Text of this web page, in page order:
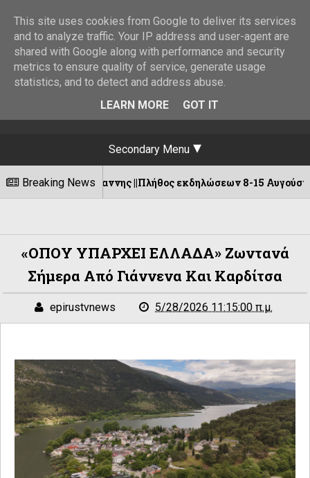
Secondary Menu
Breaking News
||Πλήθος εκδηλώσεων 8-15 Αυγούστου! 06/
«ΟΠΟΥ ΥΠΑΡΧΕΙ ΕΛΛΑΔΑ» Ζωντανά
Σήμερα Από Γιάννενα Και Καρδίτσα
epirustvnews 5/28/2026 11:15:00 π.μ.
This site uses cookies from Google to deliver its services
and to analyze traffic. Your IP address and user-agent are
shared with Google along with performance and security
metrics to ensure quality of service, generate usage
statistics, and to detect and address abuse.
LEARN MORE
GOT IT